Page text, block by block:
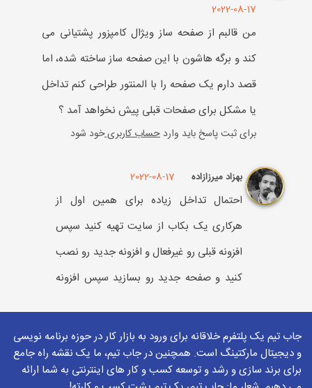
2022-08-17
من قالبم از صفحه ساز ویژال کامپزور پشتیانی می
کند و برگه هاشون با این صفحه ساز ساخته شده، اما
قصد دارم یک صفحه را با المنتور طراحی کنم تداخل
یا مشکل برای صفحات قبلی پیش نخواهد آمد ؟
برای ثبت پاسخ باید وارد حساب کاربریخود شود
بهزاد میرزازاده 2022-08-17
احتمال تداخل زیاده برای همین اول از
هرکاری یک بکاب از سایت تهیه کنید سپس
افزونه قبلی رو غیرفعال و افزونه جدید رو نصب
کنید و صفحه جدید رو بسازید سپس افزونه
ساز اصلا پیشنهاد نمی شود و امکان ایجاد
تداخل شدید در فایل های css و js زیاد
خواهد بود
جاب تیم یک پلتفرم خلاقانه برای ورود به بازار کار در حوزه برنامه نویسی
و دیجیتال مارکتینگ است. همچنین در جاب تیم، ما یک نقشه راه جامع
برای برند سازی و رشد و توسعه کسب و کار های اینترنتی به شما ارائه